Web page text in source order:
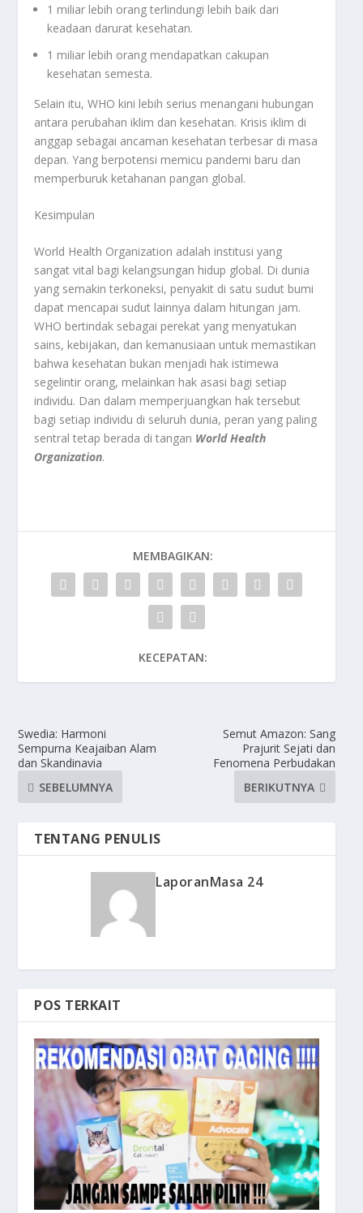
1 miliar lebih orang terlindungi lebih baik dari
keadaan darurat kesehatan.
1 miliar lebih orang mendapatkan cakupan
kesehatan semesta.
Selain itu, WHO kini lebih serius menangani hubungan
antara perubahan iklim dan kesehatan. Krisis iklim di
anggap sebagai ancaman kesehatan terbesar di masa
depan. Yang berpotensi memicu pandemi baru dan
memperburuk ketahanan pangan global.
Kesimpulan
World Health Organization adalah institusi yang
sangat vital bagi kelangsungan hidup global. Di dunia
yang semakin terkoneksi, penyakit di satu sudut bumi
dapat mencapai sudut lainnya dalam hitungan jam.
WHO bertindak sebagai perekat yang menyatukan
sains, kebijakan, dan kemanusiaan untuk memastikan
bahwa kesehatan bukan menjadi hak istimewa
segelintir orang, melainkan hak asasi bagi setiap
individu. Dan dalam memperjuangkan hak tersebut
bagi setiap individu di seluruh dunia, peran yang paling
sentral tetap berada di tangan World Health
Organization.
MEMBAGIKAN:
KECEPATAN:
Swedia: Harmoni
Sempurna Keajaiban Alam
dan Skandinavia
SEBELUMNYA
Semut Amazon: Sang
Prajurit Sejati dan
Fenomena Perbudakan
BERIKUTNYA
TENTANG PENULIS
LaporanMasa 24
POS TERKAIT